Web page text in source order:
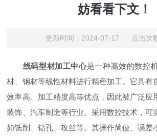
妨看看下文！
更新时间：2024-07-17 点击次
线码型材加工中心是一种高效的数控
材、钢材等线性材料进行精密加工。它具有
效率高、加工精度高等优点，因此被广泛应
装饰、汽车制造等行业。采用数控技术，可
如铣削、钻孔、攻丝等。其操作简便、误差